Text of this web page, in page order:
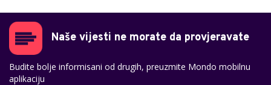
Naše vijesti ne morate da provjeravate
Budite bolje informisani od drugih, preuzmite Mondo mobilnu
aplikaciju